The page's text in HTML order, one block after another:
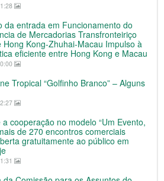
da entrada em Funcionamento do
de Mercadorias Transfronteiriço
Kong-Zhuhai-Macau Impulso à
eficiente entre Hong Kong e Macau
Tropical “Golfinho Branco” – Alguns
cooperação no modelo “Um Evento,
de 270 encontros comerciais
gratuitamente ao público em